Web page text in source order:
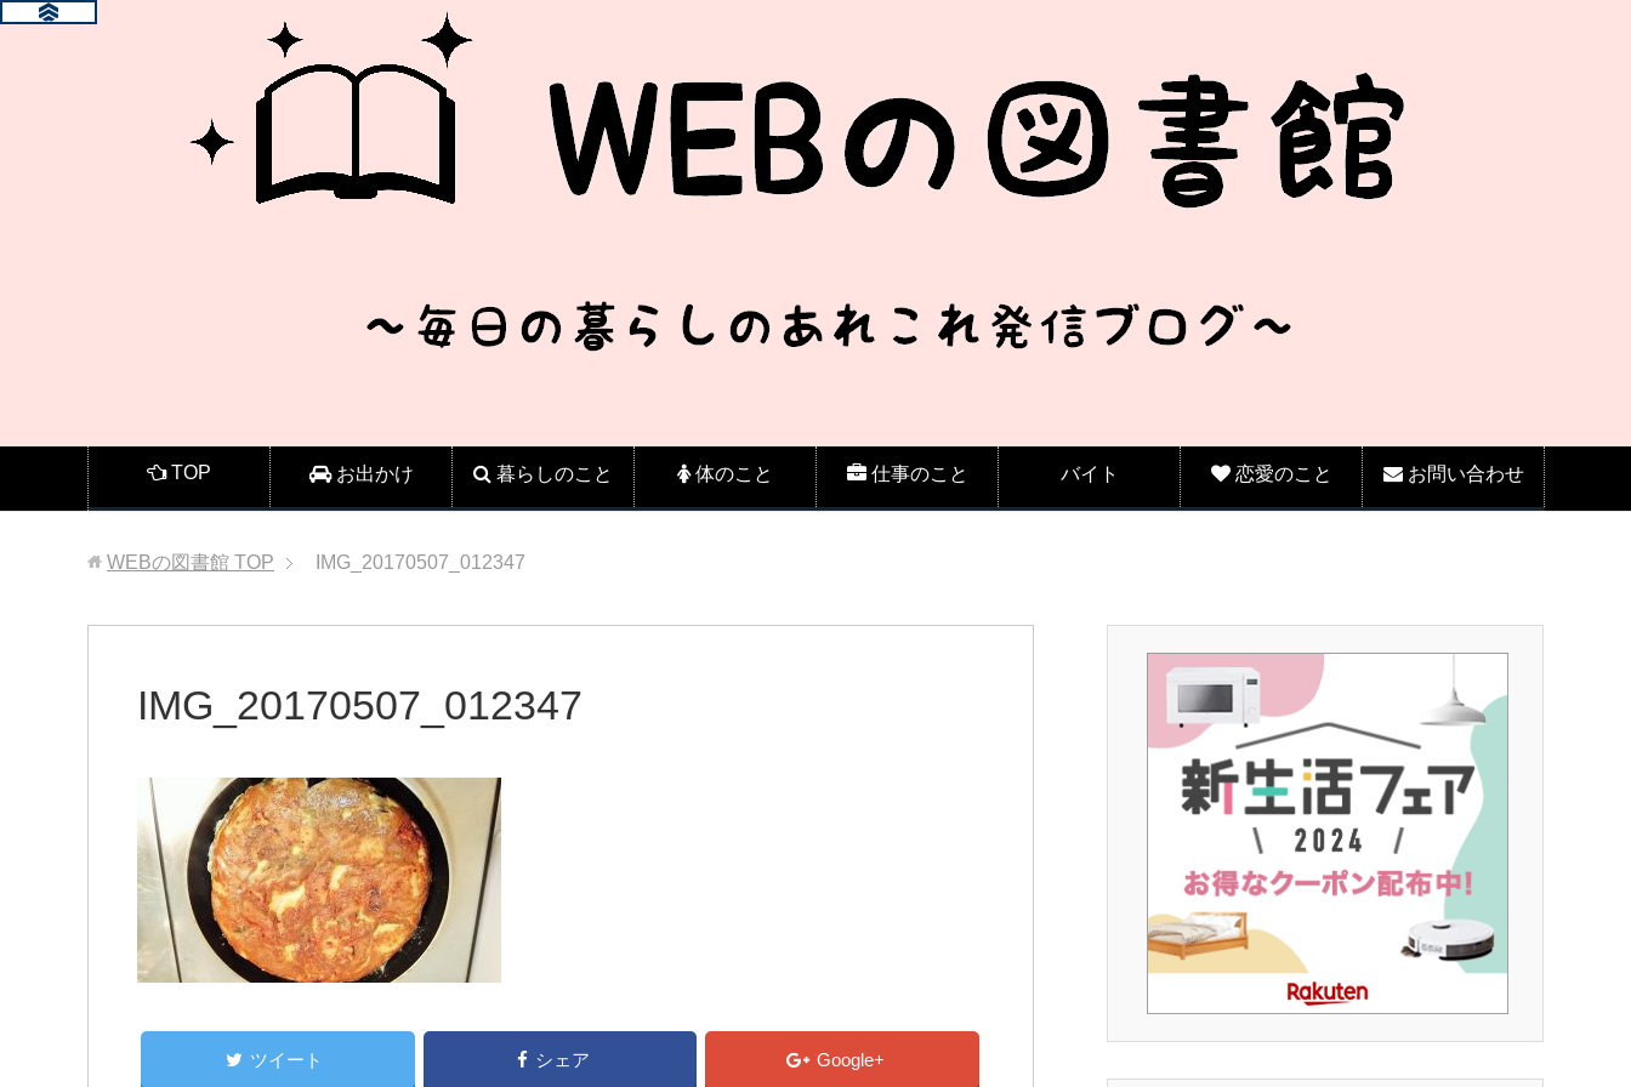
TOP お出かけ 暮らしのこと 体のこと 仕事のこと バイト 恋愛のこと お問い合わせ
WEBの図書館 TOP IMG_20170507_012347
IMG_20170507_012347
ツイート シェア Google+